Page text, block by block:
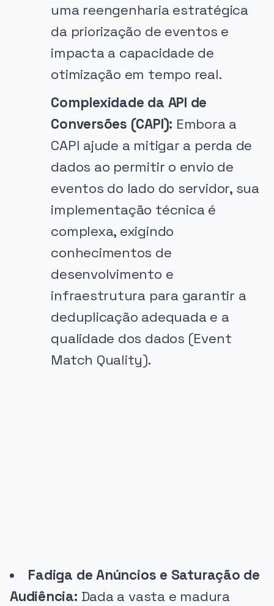
uma reengenharia estratégica
da priorização de eventos e
impacta a capacidade de
otimização em tempo real.
Complexidade da API de
Conversões (CAPI): Embora a
CAPI ajude a mitigar a perda de
dados ao permitir o envio de
eventos do lado do servidor, sua
implementação técnica é
complexa, exigindo
conhecimentos de
desenvolvimento e
infraestrutura para garantir a
deduplicação adequada e a
qualidade dos dados (Event
Match Quality).
Fadiga de Anúncios e Saturação de
Audiência: Dada a vasta e madura